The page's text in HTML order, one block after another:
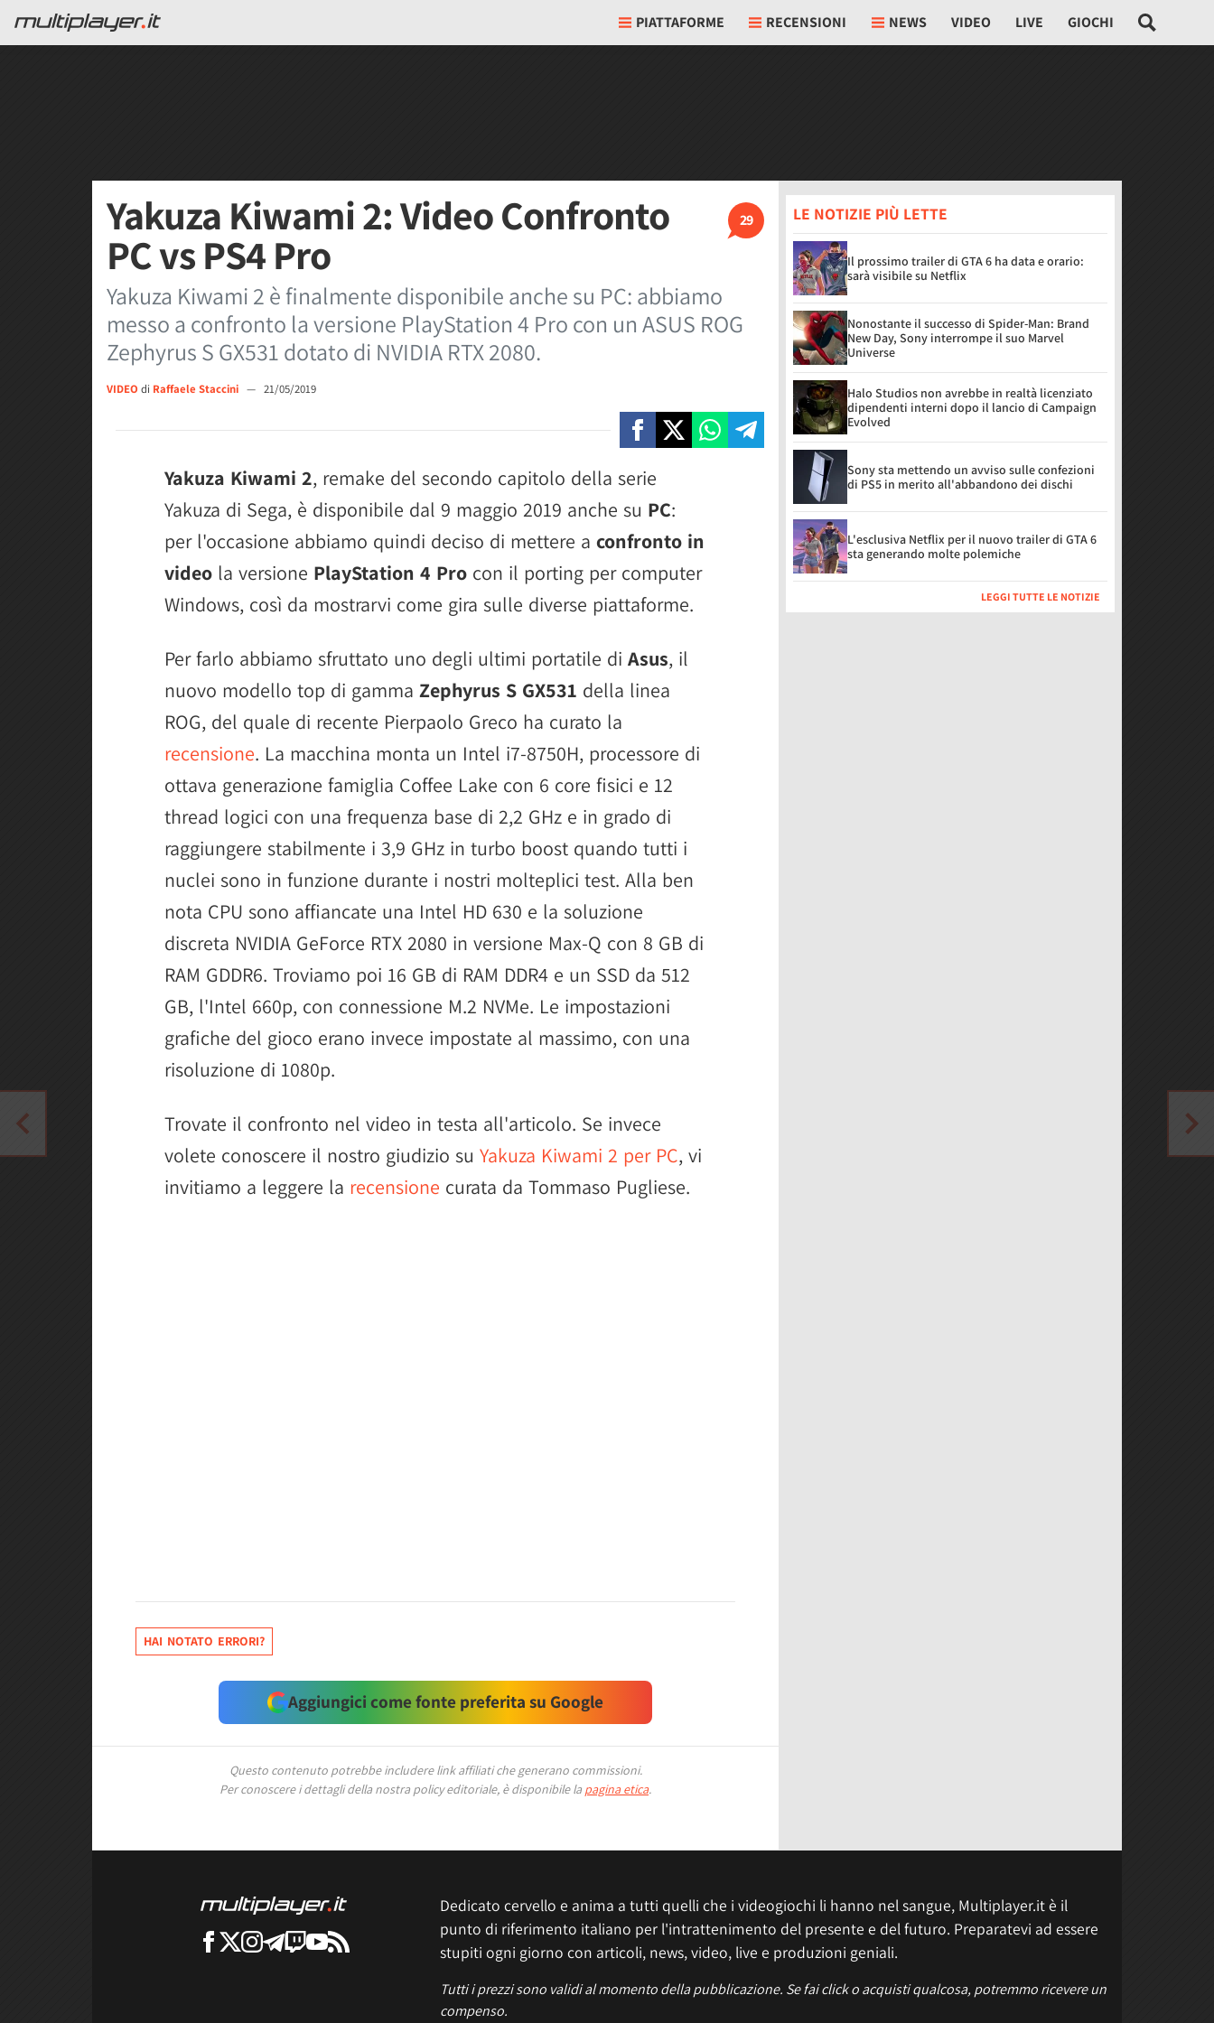
PIATTAFORME RECENSIONI NEWS VIDEO LIVE GIOCHI
29
Yakuza Kiwami 2: Video Confronto
PC vs PS4 Pro
Yakuza Kiwami 2 è finalmente disponibile anche su PC: abbiamo
messo a confronto la versione PlayStation 4 Pro con un ASUS ROG
Zephyrus S GX531 dotato di NVIDIA RTX 2080.
VIDEO di Raffaele Staccini — 21/05/2019
Yakuza Kiwami 2, remake del secondo capitolo della serie
Yakuza di Sega, è disponibile dal 9 maggio 2019 anche su PC:
per l'occasione abbiamo quindi deciso di mettere a confronto in
video la versione PlayStation 4 Pro con il porting per computer
Windows, così da mostrarvi come gira sulle diverse piattaforme.
Per farlo abbiamo sfruttato uno degli ultimi portatile di Asus, il
nuovo modello top di gamma Zephyrus S GX531 della linea
ROG, del quale di recente Pierpaolo Greco ha curato la
recensione. La macchina monta un Intel i7-8750H, processore di
ottava generazione famiglia Coffee Lake con 6 core fisici e 12
thread logici con una frequenza base di 2,2 GHz e in grado di
raggiungere stabilmente i 3,9 GHz in turbo boost quando tutti i
nuclei sono in funzione durante i nostri molteplici test. Alla ben
nota CPU sono affiancate una Intel HD 630 e la soluzione
discreta NVIDIA GeForce RTX 2080 in versione Max-Q con 8 GB di
RAM GDDR6. Troviamo poi 16 GB di RAM DDR4 e un SSD da 512
GB, l'Intel 660p, con connessione M.2 NVMe. Le impostazioni
grafiche del gioco erano invece impostate al massimo, con una
risoluzione di 1080p.
Trovate il confronto nel video in testa all'articolo. Se invece
volete conoscere il nostro giudizio su Yakuza Kiwami 2 per PC, vi
invitiamo a leggere la recensione curata da Tommaso Pugliese.
HAI NOTATO ERRORI?
Aggiungici come fonte preferita su Google
Questo contenuto potrebbe includere link affiliati che generano commissioni.
Per conoscere i dettagli della nostra policy editoriale, è disponibile la pagina etica.
LE NOTIZIE PIÙ LETTE
Il prossimo trailer di GTA 6 ha data e orario:
sarà visibile su Netflix
Nonostante il successo di Spider-Man: Brand
New Day, Sony interrompe il suo Marvel
Universe
Halo Studios non avrebbe in realtà licenziato
dipendenti interni dopo il lancio di Campaign
Evolved
Sony sta mettendo un avviso sulle confezioni
di PS5 in merito all'abbandono dei dischi
L'esclusiva Netflix per il nuovo trailer di GTA 6
sta generando molte polemiche
LEGGI TUTTE LE NOTIZIE
Dedicato cervello e anima a tutti quelli che i videogiochi li hanno nel sangue, Multiplayer.it è il
punto di riferimento italiano per l'intrattenimento del presente e del futuro. Preparatevi ad essere
stupiti ogni giorno con articoli, news, video, live e produzioni geniali.
Tutti i prezzi sono validi al momento della pubblicazione. Se fai click o acquisti qualcosa, potremmo ricevere un
compenso.